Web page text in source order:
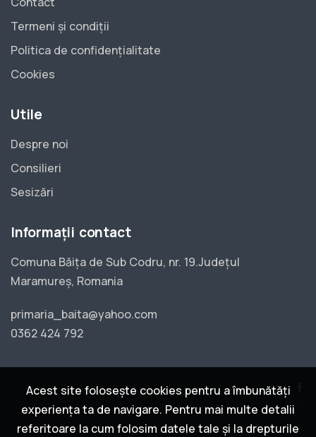
Termeni și condiții
Politica de confidențialitate
Cookies
Utile
Despre noi
Consilieri
Sesizări
Informații contact
Comuna Băița de Sub Codru, nr. 19.Județul
Maramureș, Romania
primaria_baita@yahoo.com
0362 424 792
Acest site folosește cookies pentru a îmbunătăți
experiența ta de navigare. Pentru mai multe detalii
referitoare la cum folosim datele tale și la drepturile